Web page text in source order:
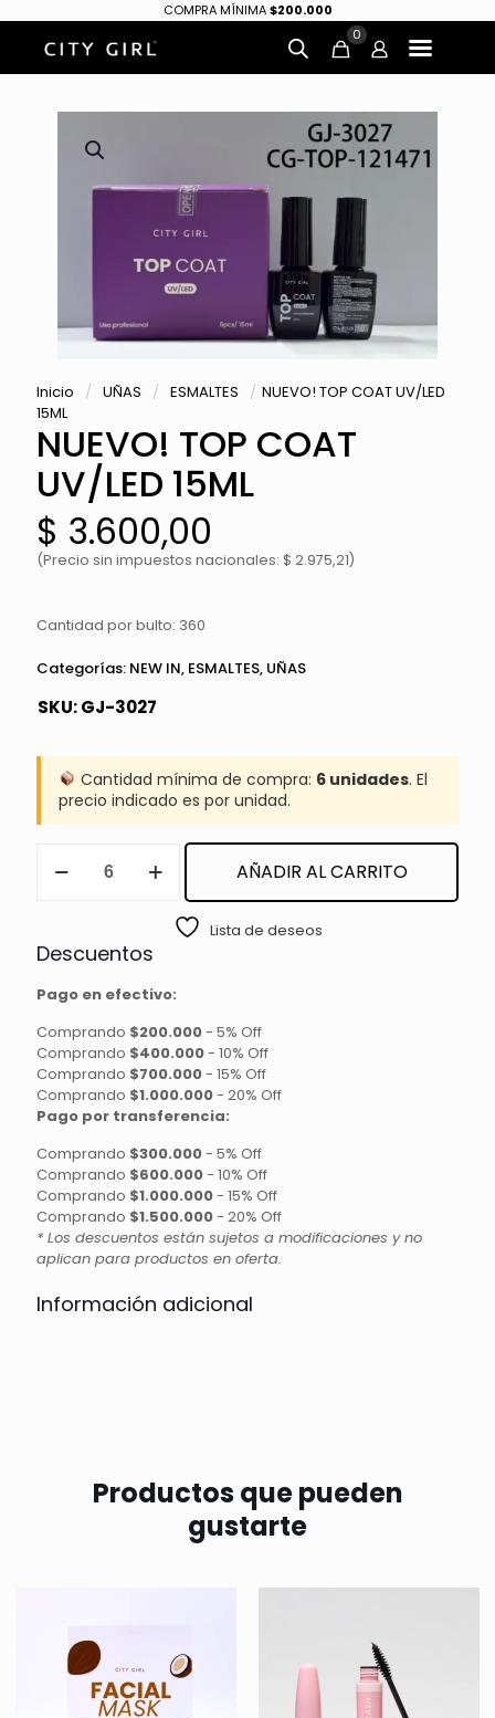
COMPRA MÍNIMA$200.000
0
Inicio / UÑAS / ESMALTES / NUEVO! TOP COAT UV/LED
15ML
NUEVO! TOP COAT
UV/LED 15ML
$ 3.600,00
(Precio sin impuestos nacionales: $ 2.975,21)
Cantidad por bulto: 360
Categorías: NEW IN, ESMALTES, UÑAS
SKU:GJ-3027
Cantidad mínima de compra: 6 unidades. El
precio indicado es por unidad.
TOP
cantidad
AÑADIR AL CARRITO
Lista de deseos
Descuentos
Pago en efectivo:
Comprando $200.000- 5% Off
Comprando $400.000- 10% Off
Comprando $700.000- 15% Off
Comprando $1.000.000- 20% Off
Pago por transferencia:
Comprando $300.000- 5% Off
Comprando $600.000- 10% Off
Comprando $1.000.000- 15% Off
Comprando $1.500.000- 20% Off
* Los descuentos están sujetos a modificaciones y no
aplican para productos en oferta.
Información adicional
Productos que pueden
gustarte